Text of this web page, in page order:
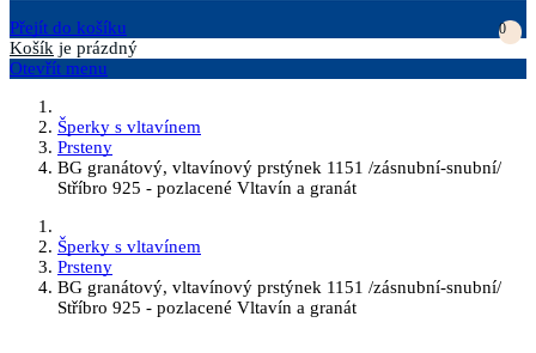
Přejít do košíku
0
Košík je prázdný
Otevřít menu
Šperky s vltavínem
Prsteny
BG granátový, vltavínový prstýnek 1151 /zásnubní-snubní/
Stříbro 925 - pozlacené Vltavín a granát
Šperky s vltavínem
Prsteny
BG granátový, vltavínový prstýnek 1151 /zásnubní-snubní/
Stříbro 925 - pozlacené Vltavín a granát